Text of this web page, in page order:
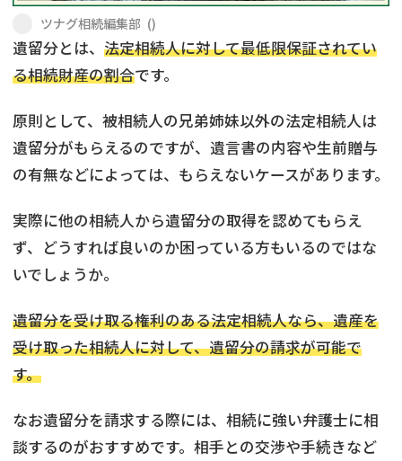
相続手続き
家族信託
相続人調査
産)
遺言
遺産分割
相続登記
ツナグ相続編集部 ()
遺留分とは、 法定相続人に対して最低限保証されてい
る相続財産の割合です。
原則として、被相続人の兄弟姉妹以外の法定相続人は
遺留分がもらえるのですが、遺言書の内容や生前贈与
の有無などによっては、もらえないケースがあります。
実際に他の相続人から遺留分の取得を認めてもらえ
ず、どうすれば良いのか困っている方もいるのではな
いでしょうか。
遺留分を受け取る権利のある法定相続人なら、遺産を
受け取った相続人に対して、遺留分の請求が可能で
す。
なお遺留分を請求する際には、相続に強い弁護士に相
談するのがおすすめです。相手との交渉や手続きなど